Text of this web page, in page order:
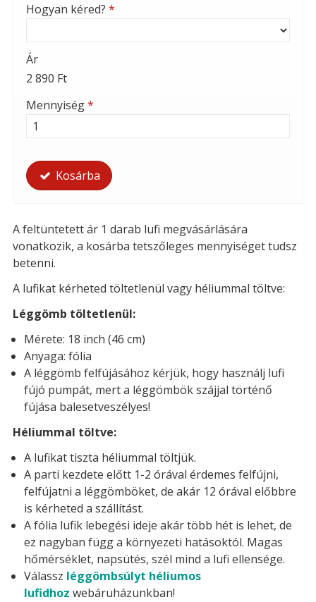
Hogyan kéred? *
Ár
2 890 Ft
Mennyiség*
Kosárba
A feltüntetett ár 1 darab lufi megvásárlására
vonatkozik, a kosárba tetszőleges mennyiséget tudsz
betenni.
A lufikat kérheted töltetlenül vagy héliummal töltve:
Léggömb töltetlenül:
Mérete: 18 inch (46 cm)
Anyaga: fólia
A léggömb felfújásához kérjük, hogy használj lufi
fújó pumpát, mert a léggömbök szájjal történő
fújása balesetveszélyes!
Héliummal töltve:
A lufikat tiszta héliummal töltjük.
A parti kezdete előtt 1-2 órával érdemes felfújni,
felfújatni a léggömböket, de akár 12 órával előbbre
is kérheted a szállítást.
A fólia lufik lebegési ideje akár több hét is lehet, de
ez nagyban függ a környezeti hatásoktól. Magas
hőmérséklet, napsütés, szél mind a lufi ellensége.
Válassz léggömbsúlyt héliumos
lufidhoz webáruházunkban!